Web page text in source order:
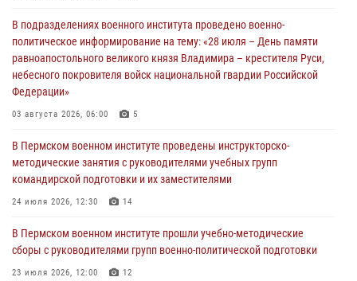
В подразделениях военного института проведено военно-
политическое информирование на тему: «28 июля – День памяти
равноапостольного великого князя Владимира – крестителя Руси,
небесного покровителя войск национальной гвардии Российской
Федерации»
03 августа 2026, 06:00 5
В Пермском военном институте проведены инструкторско-
методические занятия с руководителями учебных групп
командирской подготовки и их заместителями
24 июля 2026, 12:30 14
В Пермском военном институте прошли учебно-методические
сборы с руководителями групп военно-политической подготовки
23 июля 2026, 12:00 12